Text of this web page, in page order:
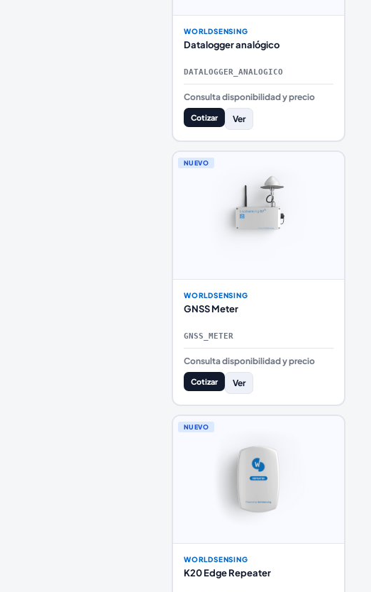
WORLDSENSING
Datalogger analógico
DATALOGGER_ANALOGICO
Consulta disponibilidad y precio
Cotizar Ver
NUEVO
WORLDSENSING
GNSS Meter
GNSS_METER
Consulta disponibilidad y precio
Cotizar Ver
NUEVO
WORLDSENSING
K20 Edge Repeater